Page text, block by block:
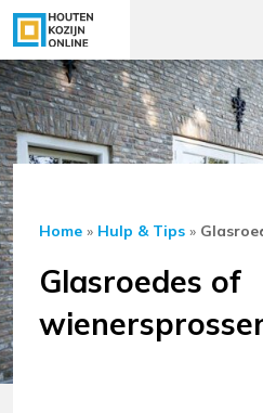
Home » Hulp & Tips »
Glasroedes of